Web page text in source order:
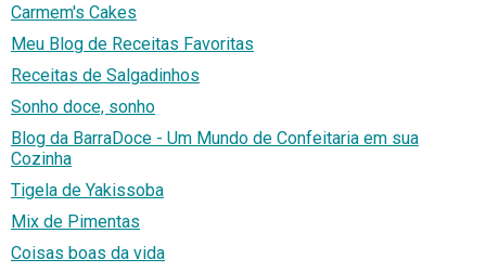
Carmem's Cakes
Meu Blog de Receitas Favoritas
Receitas de Salgadinhos
Sonho doce, sonho
Blog da BarraDoce - Um Mundo de Confeitaria em sua
Cozinha
Tigela de Yakissoba
Mix de Pimentas
Coisas boas da vida